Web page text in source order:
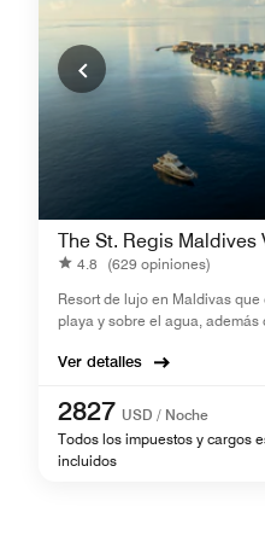
The St. Regis Maldives
4.8
(629 opiniones)
Resort de lujo en Maldivas
playa y sobre el agua, además
Ver detalles
2827 USD / Noche
Todos los impuestos y cargos
incluidos